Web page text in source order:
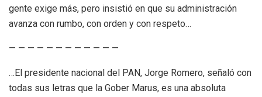
gente exige más, pero insistió en que su administración
avanza con rumbo, con orden y con respeto…
— — — — — — — — — — — —
…El presidente nacional del PAN, Jorge Romero, señaló con
todas sus letras que la Gober Marus, es una absoluta